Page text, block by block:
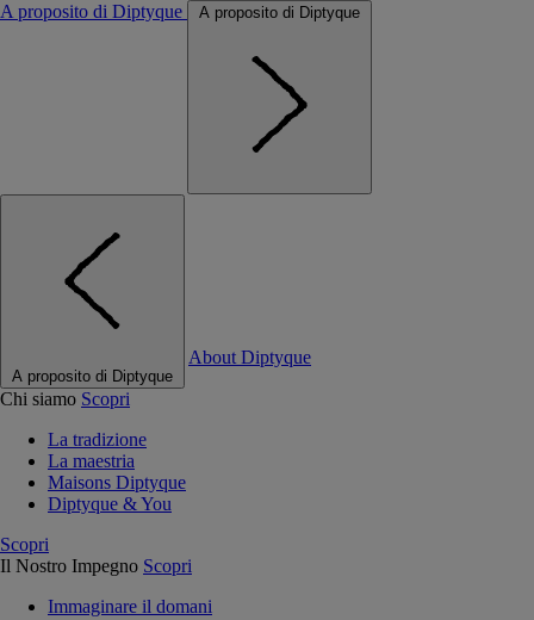
A proposito di Diptyque
A proposito di Diptyque
A proposito di Diptyque
About Diptyque
Chi siamo Scopri
La tradizione
La maestria
Maisons Diptyque
Diptyque & You
Scopri
Il Nostro Impegno Scopri
Immaginare il domani